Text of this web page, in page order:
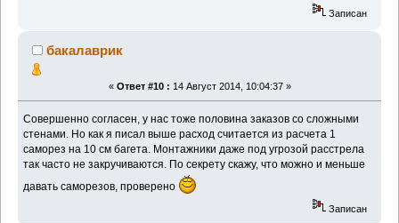
Записан
бакалаврик
« Ответ #10 : 14 Август 2014, 10:04:37 »
Совершенно согласен, у нас тоже половина заказов со сложными
стенами. Но как я писал выше расход считается из расчета 1
саморез на 10 см багета. Монтажники даже под угрозой расстрела
так часто не закручиваются. По секрету скажу, что можно и меньше
давать саморезов, проверено
Записан